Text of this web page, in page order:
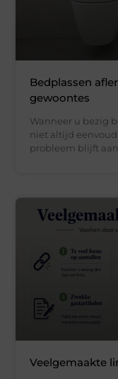
Bedplassen
gewoontes
Wanneer u bezig
niet altijd
probleem blijft
Veelgemaakte